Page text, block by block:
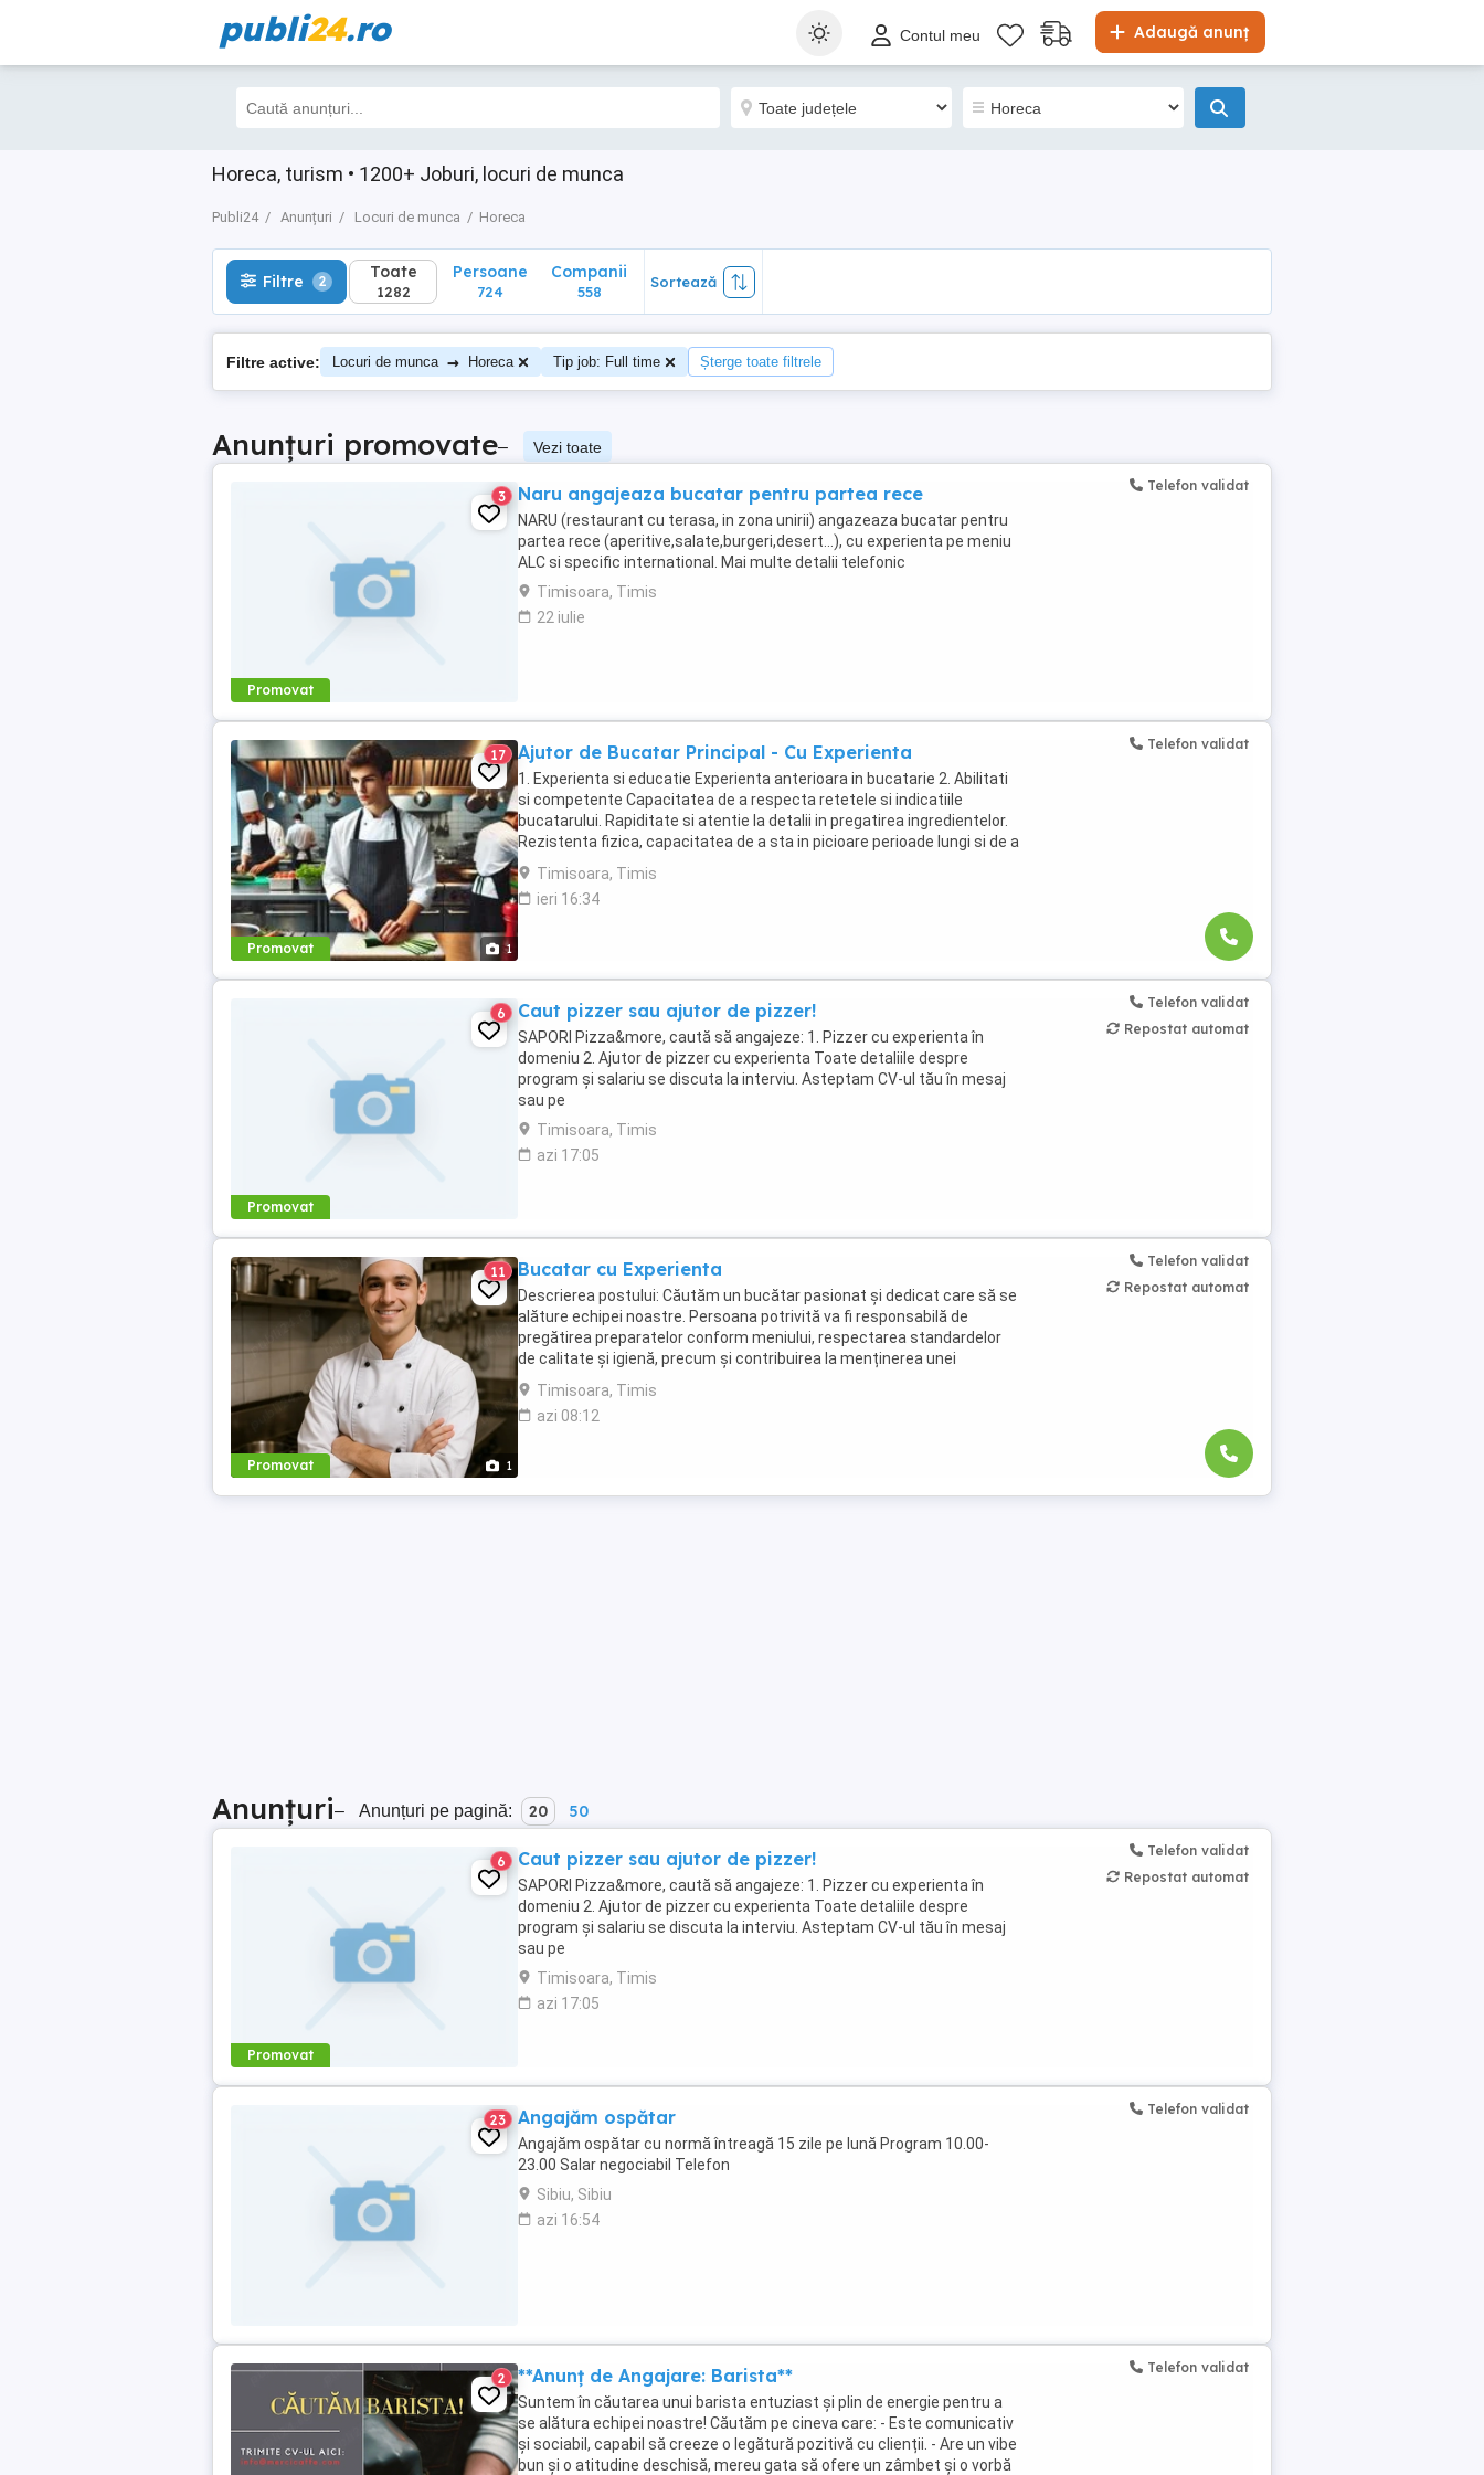
publi24.ro Adaugă anunț
Contul meu
Horeca, turism • 1200+ Joburi, locuri de munca
Publi24 Anunțuri Locuri de munca Horeca
Filtre 2 Toate
1282
Filtre 2 Toate
1282
Persoane
724
Companii
558
Sortează
Filtre active: Locuri de munca → Horeca Tip job: Full time Șterge toate filtrele
Anunțuri promovate– Vezi toate
Promovat
3 Naru angajeaza bucatar pentru partea rece
NARU (restaurant cu terasa, in zona unirii) angazeaza bucatar pentru
partea rece (aperitive,salate,burgeri,desert...), cu experienta pe meniu
ALC si specific international. Mai multe detalii telefonic
Timisoara, Timis
22 iulie
Telefon validat
Promovat 1
17 Ajutor de Bucatar Principal - Cu Experienta
1. Experienta si educatie Experienta anterioara in bucatarie 2. Abilitati
si competente Capacitatea de a respecta retetele si indicatiile
bucatarului. Rapiditate si atentie la detalii in pregatirea ingredientelor.
Rezistenta fizica, capacitatea de a sta in picioare perioade lungi si de a
...
Timisoara, Timis
ieri 16:34
Telefon validat
Promovat
6 Caut pizzer sau ajutor de pizzer!
SAPORI Pizza&more, caută să angajeze: 1. Pizzer cu experienta în
domeniu 2. Ajutor de pizzer cu experienta Toate detaliile despre
program și salariu se discuta la interviu. Asteptam CV-ul tău în mesaj
sau pe
Timisoara, Timis
azi 17:05
Telefon validat
Repostat automat
Promovat 1
11 Bucatar cu Experienta
Descrierea postului: Căutăm un bucătar pasionat și dedicat care să se
alăture echipei noastre. Persoana potrivită va fi responsabilă de
pregătirea preparatelor conform meniului, respectarea standardelor
de calitate și igienă, precum și contribuirea la menținerea unei
atmosfere de lucru plăcute în bucătărie. Responsabilități: Pregătirea ...
Timisoara, Timis
azi 08:12
Telefon validat
Repostat automat
Anunțuri– Anunțuri pe pagină: 20 50
Promovat
6 Caut pizzer sau ajutor de pizzer!
SAPORI Pizza&more, caută să angajeze: 1. Pizzer cu experienta în
domeniu 2. Ajutor de pizzer cu experienta Toate detaliile despre
program și salariu se discuta la interviu. Asteptam CV-ul tău în mesaj
sau pe
Timisoara, Timis
azi 17:05
Telefon validat
Repostat automat
23 Angajăm ospătar
Angajăm ospătar cu normă întreagă 15 zile pe lună Program 10.00-
23.00 Salar negociabil Telefon
Sibiu, Sibiu
azi 16:54
Telefon validat
2 **Anunț de Angajare: Barista**
Suntem în căutarea unui barista entuziast și plin de energie pentru a
se alătura echipei noastre! Căutăm pe cineva care: - Este comunicativ
și sociabil, capabil să creeze o legătură pozitivă cu clienții. - Are un vibe
bun și o atitudine deschisă, mereu gata să ofere un zâmbet și o vorbă
Telefon validat